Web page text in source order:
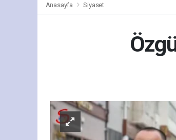
Anasayfa Siyaset